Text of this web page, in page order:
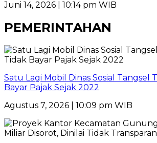
Juni 14, 2026 | 10:14 pm WIB
PEMERINTAHAN
Satu Lagi Mobil Dinas Sosial Tangsel
Bayar Pajak Sejak 2022
Agustus 7, 2026 | 10:09 pm WIB